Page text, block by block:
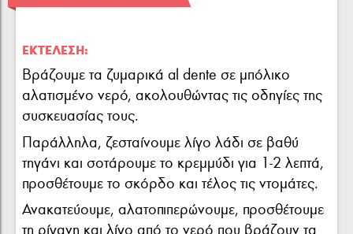
ΕΚΤΈΛΕΣΗ:
Βράζουμε τα ζυμαρικά al dente σε μπόλικο
αλατισμένο νερό, ακολουθώντας τις οδηγίες της
συσκευασίας τους.
Παράλληλα, ζεσταίνουμε λίγο λάδι σε βαθύ
τηγάνι και σοτάρουμε το κρεμμύδι για 1-2 λεπτά,
προσθέτουμε το σκόρδο και τέλος τις ντομάτες.
Ανακατεύουμε, αλατοπιπερώνουμε, προσθέτουμε
τη ρίγανη και λίγο από το νερό που βράζουν τα